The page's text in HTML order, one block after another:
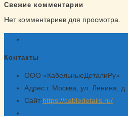
Свежие комментарии
Нет комментариев для просмотра.
Контакты
ООО «КабельныеДеталиРу»
Адрес:г. Москва, ул. Ленина,
Сайт:https://cabledetails.ru/